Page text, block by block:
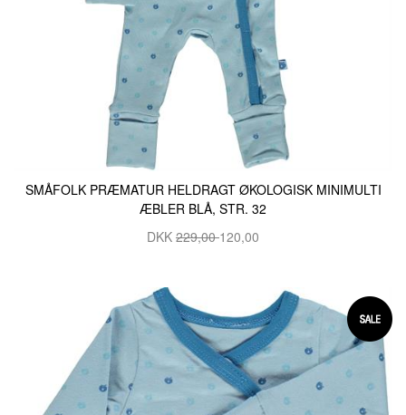
SMÅFOLK PRÆMATUR HELDRAGT ØKOLOGISK MINIMULTI
ÆBLER BLÅ, STR. 32
DKK 229,00120,00